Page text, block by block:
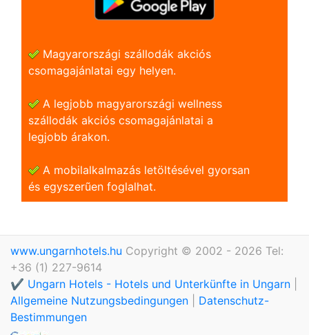
Magyarországi szállodák akciós
csomagajánlatai egy helyen.
A legjobb magyarországi wellness
szállodák akciós csomagajánlatai a
legjobb árakon.
A mobilalkalmazás letöltésével gyorsan
és egyszerũen foglalhat.
www.ungarnhotels.hu Copyright © 2002 - 2026 Tel:
+36 (1) 227-9614
✔️ Ungarn Hotels - Hotels und Unterkünfte in Ungarn
Allgemeine Nutzungsbedingungen
Datenschutz-
Bestimmungen